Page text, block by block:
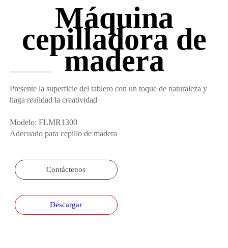
Máquina
cepilladora de
madera
Presente la superficie del tablero con un toque de naturaleza y
haga realidad la creatividad
Modelo: FLMR1300
Adecuado para cepillo de madera
Contáctenos
Descargar